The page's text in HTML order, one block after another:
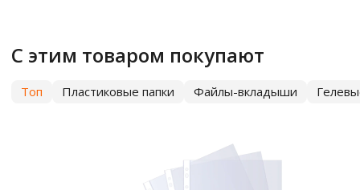
С этим товаром покупают
Топ Пластиковые папки Файлы-вкладыши